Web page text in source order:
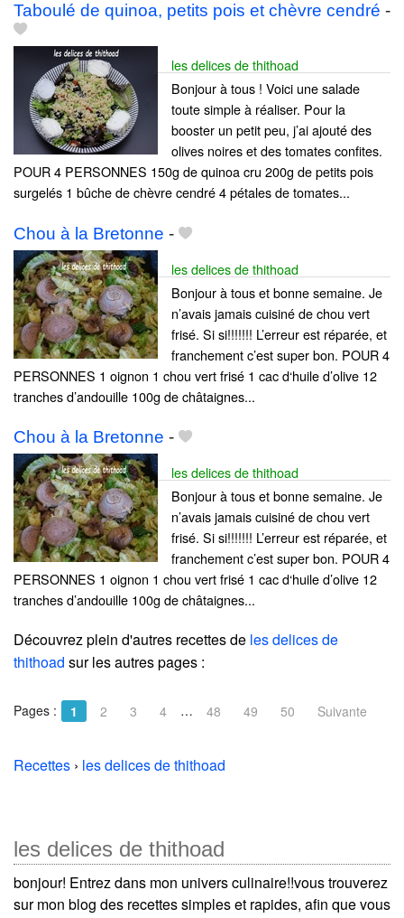
Taboulé de quinoa, petits pois et chèvre cendré -
les delices de thithoad
Bonjour à tous ! Voici une salade
toute simple à réaliser. Pour la
booster un petit peu, j’ai ajouté des
olives noires et des tomates confites.
POUR 4 PERSONNES 150g de quinoa cru 200g de petits pois
surgelés 1 bûche de chèvre cendré 4 pétales de tomates...
Chou à la Bretonne -
les delices de thithoad
Bonjour à tous et bonne semaine. Je
n’avais jamais cuisiné de chou vert
frisé. Si si!!!!!!! L’erreur est réparée, et
franchement c’est super bon. POUR 4
PERSONNES 1 oignon 1 chou vert frisé 1 cac d‘huile d’olive 12
tranches d’andouille 100g de châtaignes...
Chou à la Bretonne -
les delices de thithoad
Bonjour à tous et bonne semaine. Je
n’avais jamais cuisiné de chou vert
frisé. Si si!!!!!!! L’erreur est réparée, et
franchement c’est super bon. POUR 4
PERSONNES 1 oignon 1 chou vert frisé 1 cac d‘huile d’olive 12
tranches d’andouille 100g de châtaignes...
Découvrez plein d'autres recettes de les delices de
thithoad sur les autres pages :
Pages : 1 2 3 4 … 48 49 50 Suivante
Recettes › les delices de thithoad
les delices de thithoad
bonjour! Entrez dans mon univers culinaire!!vous trouverez
sur mon blog des recettes simples et rapides, afin que vous